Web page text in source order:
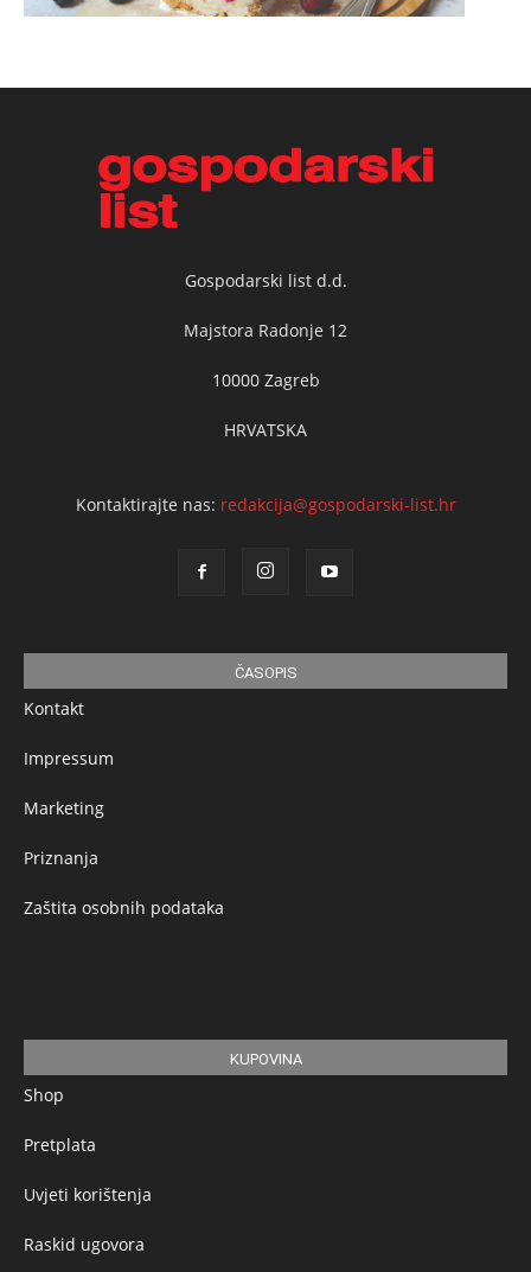
Gospodarski list d.d.
Majstora Radonje 12
10000 Zagreb
HRVATSKA
Kontaktirajte nas: redakcija@gospodarski-list.hr
ČASOPIS
Kontakt
Impressum
Marketing
Priznanja
Zaštita osobnih podataka
KUPOVINA
Shop
Pretplata
Uvjeti korištenja
Raskid ugovora